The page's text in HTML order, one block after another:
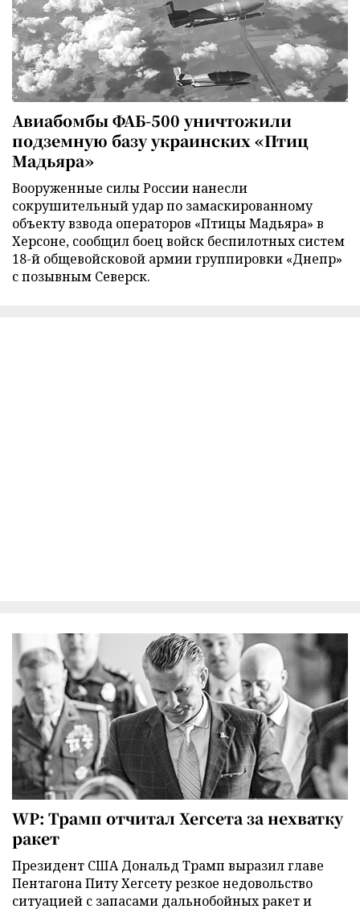
Авиабомбы ФАБ-500 уничтожили
подземную базу украинских «Птиц
Мадьяра»
Вооруженные силы России нанесли
сокрушительный удар по замаскированному
объекту взвода операторов «Птицы Мадьяра» в
Херсоне, сообщил боец войск беспилотных систем
18-й общевойсковой армии группировки «Днепр»
с позывным Северск.
WP: Трамп отчитал Хегсета за нехватку
ракет
Президент США Дональд Трамп выразил главе
Пентагона Питу Хегсету резкое недовольство
ситуацией с запасами дальнобойных ракет и